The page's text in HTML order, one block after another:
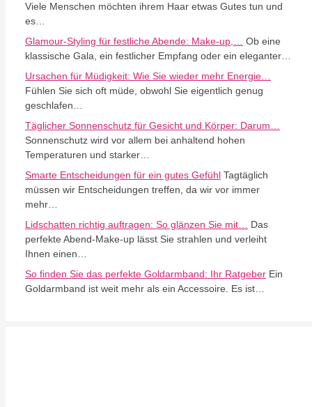
Viele Menschen möchten ihrem Haar etwas Gutes tun und
es…
Glamour-Styling für festliche Abende: Make-up,…
Ob eine
klassische Gala, ein festlicher Empfang oder ein eleganter…
Ursachen für Müdigkeit: Wie Sie wieder mehr Energie…
Fühlen Sie sich oft müde, obwohl Sie eigentlich genug
geschlafen…
Täglicher Sonnenschutz für Gesicht und Körper: Darum…
Sonnenschutz wird vor allem bei anhaltend hohen
Temperaturen und starker…
Smarte Entscheidungen für ein gutes Gefühl Tagtäglich
müssen wir Entscheidungen treffen, da wir vor immer
mehr…
Lidschatten richtig auftragen: So glänzen Sie mit…
Das
perfekte Abend-Make-up lässt Sie strahlen und verleiht
Ihnen einen…
So finden Sie das perfekte Goldarmband: Ihr Ratgeber Ein
Goldarmband ist weit mehr als ein Accessoire. Es ist…